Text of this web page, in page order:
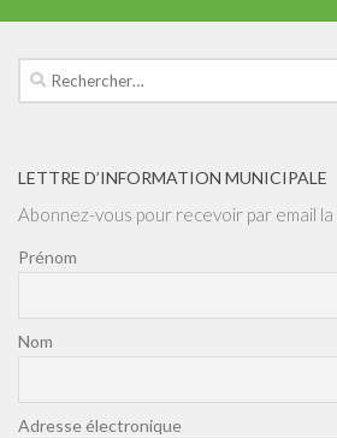
Rechercher :
LETTRE D’INFORMATION MUNICIPALE
Abonnez-vous pour recevoir par email
Prénom
Nom
Adresse électronique